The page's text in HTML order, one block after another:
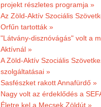
projekt részletes programja »
Az Zöld-Aktív Szociális
Orfűn tartották »
"Látvány-disznóvágás" volt a
Aktívnál »
A Zöld-Aktív Szociális
szolgáltatásai »
Sasfészket rakott Annafürdő »
Nagy volt az érdeklődés a
Életre kel a Mecsek Zöldút »